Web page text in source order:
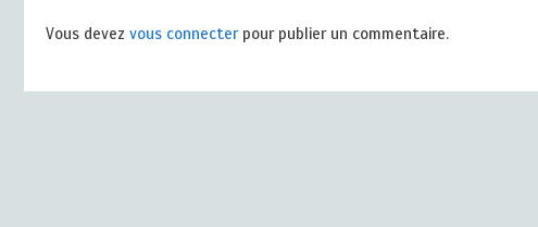
Vous devez vous connecterpour publier un commentaire.